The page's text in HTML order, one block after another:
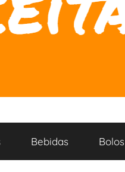
Bebidas Bolos